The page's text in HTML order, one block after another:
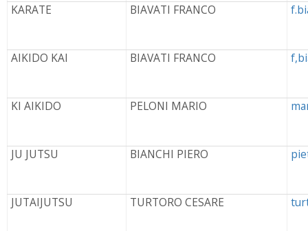
KARATE BIAVATI FRANCO
AIKIDO KAI BIAVATI FRANCO
KI AIKIDO PELONI MARIO
JU JUTSU BIANCHI PIERO
JUTAIJUTSU TURTORO CESARE